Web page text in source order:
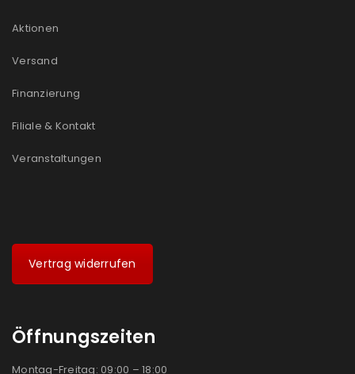
Aktionen
Versand
Finanzierung
Filiale & Kontakt
Veranstaltungen
Vertrag widerrufen
Öffnungszeiten
Montag-Freitag: 09:00 – 18:00